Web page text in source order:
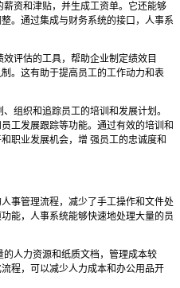
资和津贴，并生成工资单。它还能够
。通过集成与财务系统的接口，人事系
评估的工具，帮助企业制定绩效目
。这有助于提高员工的工作动力和表
组织和追踪员工的培训和发展计划。
工发展跟踪等功能。通过有效的培训和
职业发展机会，增 强员工的忠诚度和
事管理流程，减少了手工操作和文件处
能，人事系统能够快速地处理大量的员
人力资源和纸质文档，管理成本较
程，可以减少人力成本和办公用品开